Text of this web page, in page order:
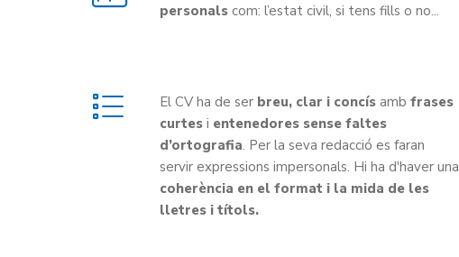
personals com: l’estat civil, si tens fills o no...
El CV ha de ser breu, clar i concís amb frases
curtes i entenedores sense faltes
d’ortografia. Per la seva redacció es faran
servir expressions impersonals. Hi ha d'haver una
coherència en el format i la mida de les
lletres i títols.